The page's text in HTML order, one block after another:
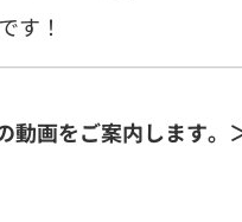
す！
動画をご案内します。